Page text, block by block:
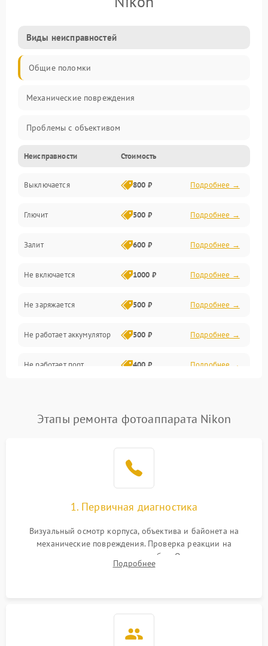
Виды неисправностей
Общие поломки
Механические повреждения
Проблемы с объективом
Электронные ошибки
Механические проблемы
Матрица и оптика
Питание и питание цепей
Проблемы с картами памяти
Объективы
Программные сбои
Коммуникации и интерфейсы
Неисправности Стоимость
Выключается 800 ₽ Подробнее →
Глючит 500 ₽ Подробнее →
Залит 600 ₽ Подробнее →
Не включается 1000 ₽ Подробнее →
Не заряжается 500 ₽ Подробнее →
Не работает аккумулятор 500 ₽ Подробнее →
Не работает порт 400 ₽ Подробнее →
Этапы ремонта фотоаппарата Nikon
1. Первичная диагностика
Визуальный осмотр корпуса, объектива и байонета на
механические повреждения. Проверка реакции на
включение, считывание кодов ошибок. Оценка состояния
матрицы и затвора, проверка работы автофокуса и вспышки.
Подробнее